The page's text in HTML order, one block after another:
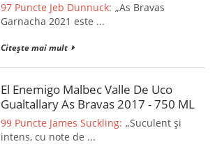
97 Puncte Jeb Dunnuck: „As Bravas
Garnacha 2021 este ...
Citește mai mult
El Enemigo Malbec Valle De Uco
Gualtallary As Bravas 2017 - 750 ML
99 Puncte James Suckling: „Suculent și
intens, cu note de ...